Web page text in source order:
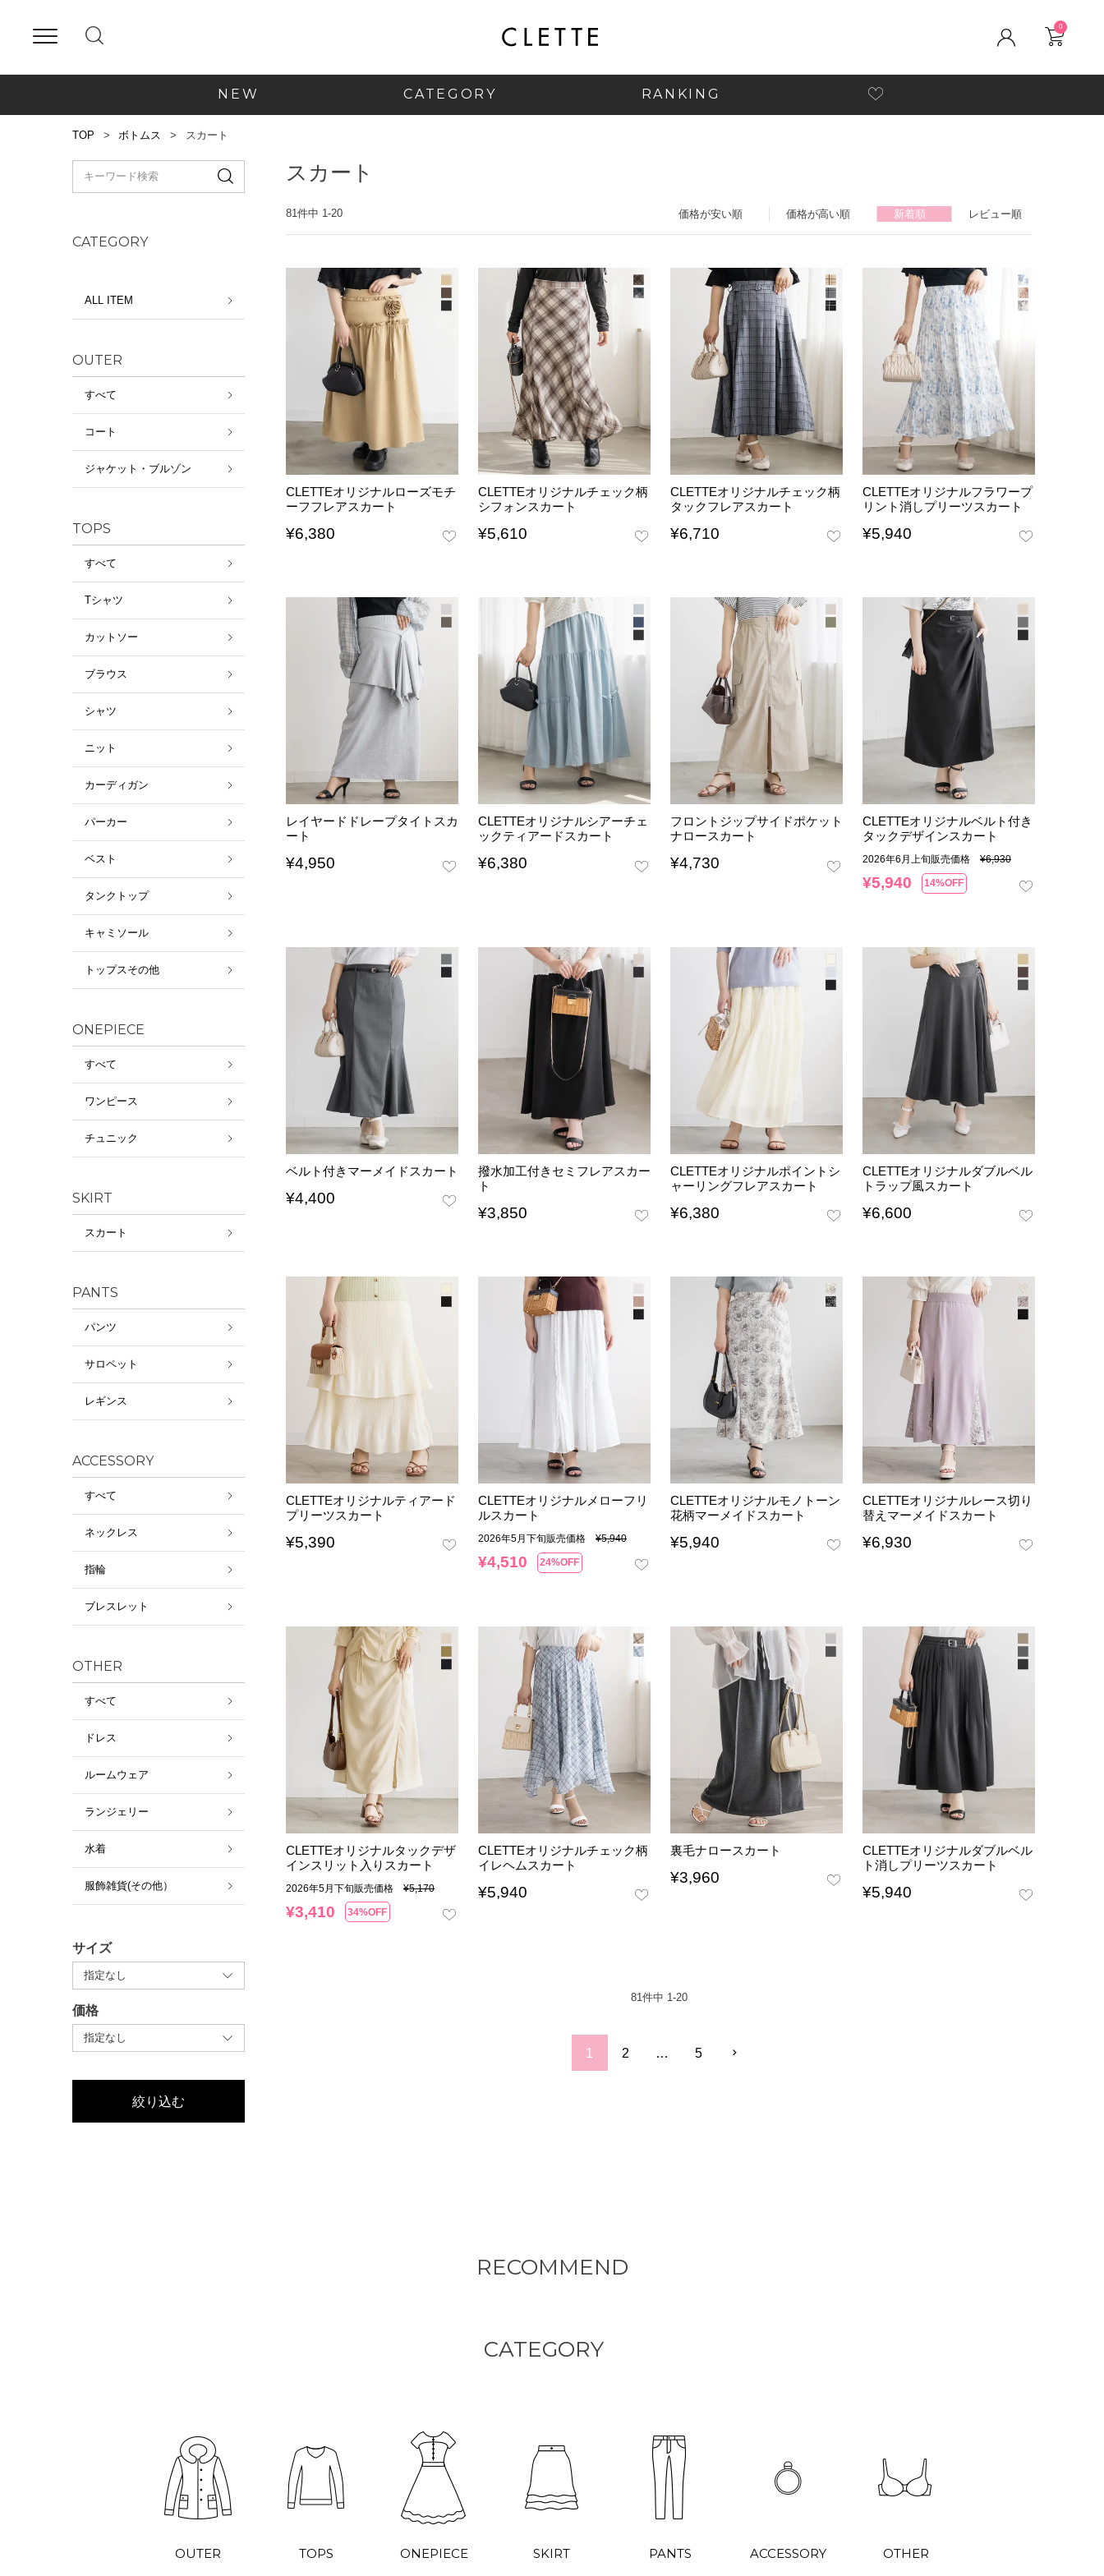
0
NEW CATEGORY RANKING
TOP ボトムス スカート
CATEGORY
ALL ITEM
OUTER
すべて
コート
ジャケット・ブルゾン
TOPS
すべて
Tシャツ
カットソー
ブラウス
シャツ
ニット
カーディガン
パーカー
ベスト
タンクトップ
キャミソール
トップスその他
ONEPIECE
すべて
ワンピース
チュニック
SKIRT
スカート
PANTS
パンツ
サロペット
レギンス
ACCESSORY
すべて
ネックレス
指輪
ブレスレット
OTHER
すべて
ドレス
ルームウェア
ランジェリー
水着
服飾雑貨(その他）
サイズ
価格
絞り込む
スカート
価格が安い順 価格が高い順 新着順 レビュー順
81件中 1-20
CLETTEオリジナルローズモチ
ーフフレアスカート
¥6,380
CLETTEオリジナルチェック柄
シフォンスカート
¥5,610
CLETTEオリジナルチェック柄
タックフレアスカート
¥6,710
CLETTEオリジナルフラワープ
リント消しプリーツスカート
¥5,940
レイヤードドレープタイトスカ
ート
¥4,950
CLETTEオリジナルシアーチェ
ックティアードスカート
¥6,380
フロントジップサイドポケット
ナロースカート
¥4,730
CLETTEオリジナルベルト付き
タックデザインスカート
2026年6月上旬販売価格 ¥6,930
¥5,940 14%OFF
ベルト付きマーメイドスカート
¥4,400
撥水加工付きセミフレアスカー
ト
¥3,850
CLETTEオリジナルポイントシ
ャーリングフレアスカート
¥6,380
CLETTEオリジナルダブルベル
トラップ風スカート
¥6,600
CLETTEオリジナルティアード
プリーツスカート
¥5,390
CLETTEオリジナルメローフリ
ルスカート
2026年5月下旬販売価格 ¥5,940
¥4,510 24%OFF
CLETTEオリジナルモノトーン
花柄マーメイドスカート
¥5,940
CLETTEオリジナルレース切り
替えマーメイドスカート
¥6,930
CLETTEオリジナルタックデザ
インスリット入りスカート
2026年5月下旬販売価格 ¥5,170
¥3,410 34%OFF
CLETTEオリジナルチェック柄
イレヘムスカート
¥5,940
裏毛ナロースカート
¥3,960
CLETTEオリジナルダブルベル
ト消しプリーツスカート
¥5,940
81件中 1-20
1 2 … 5
RECOMMEND
CATEGORY
OUTER TOPS ONEPIECE SKIRT PANTS ACCESSORY OTHER